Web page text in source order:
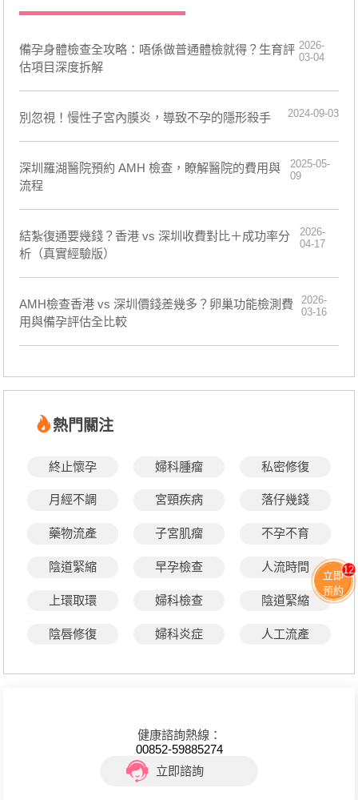
備孕身體檢查全攻略：唔係做普通體檢就得？生育評
估項目深度拆解
2026-
03-04
別忽視！慢性子宮內膜炎，導致不孕的隱形殺手 2024-09-03
深圳羅湖醫院預約 AMH 檢查，瞭解醫院的費用與
流程
2025-05-
09
結紮復通要幾錢？香港 vs 深圳收費對比＋成功率分
析（真實經驗版）
2026-
04-17
AMH檢查香港 vs 深圳價錢差幾多？卵巢功能檢測費
用與備孕評估全比較
2026-
03-16
熱門關注
終止懷孕 婦科腫瘤 私密修復
月經不調 宮頸疾病 落仔幾錢
藥物流產 子宮肌瘤 不孕不育
陰道緊縮 早孕檢查 人流時間
上環取環 婦科檢查 陰道緊縮
陰唇修復 婦科炎症 人工流產
健康諮詢熱線：
00852-59885274
立即諮詢
立即
預約
12